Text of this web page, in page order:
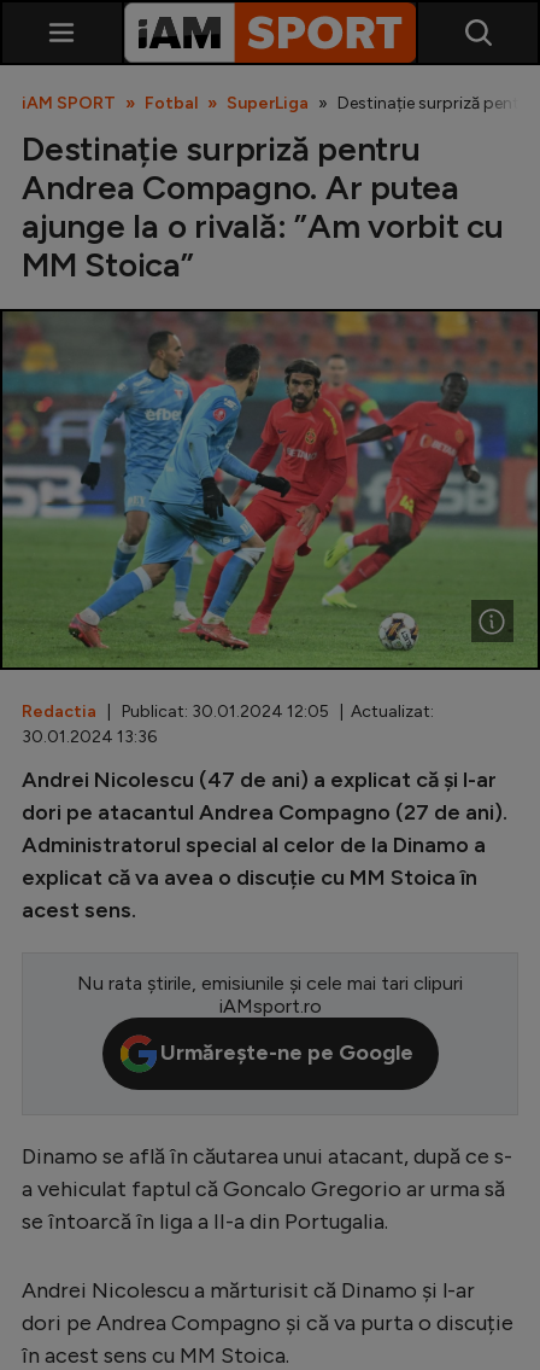
SuperLiga
Liga 2
Cupa României
Echipa Națională
U21
Fotbal feminin
Special
Diverse
Inedit
Clasamente
Champions League
Europa League
CM 2026
Premier League
LaLiga
Bundesliga
Ligue 1
Starurile fotbalului
EURO 2024
iAM SPORT Fotbal SuperLiga Destinație surpriză
Destinație surpriză pentru
Andrea Compagno. Ar putea
ajunge la o rivală: ”Am vorbit cu
MM Stoica”
Redactia | Publicat: 30.01.2024 12:05 | Actualizat:
30.01.2024 13:36
Andrei Nicolescu (47 de ani) a explicat că și l-ar
dori pe atacantul Andrea Compagno (27 de ani).
Administratorul special al celor de la Dinamo a
explicat că va avea o discuție cu MM Stoica în
acest sens.
Nu rata știrile, emisiunile și cele mai tari clipuri
iAMsport.ro
Urmărește-ne pe Google
Dinamo se află în căutarea unui atacant, după ce s-
a vehiculat faptul că Goncalo Gregorio ar urma să
se întoarcă în liga a II-a din Portugalia.
Andrei Nicolescu a mărturisit că Dinamo și l-ar
dori pe Andrea Compagno și că va purta o discuție
în acest sens cu MM Stoica.